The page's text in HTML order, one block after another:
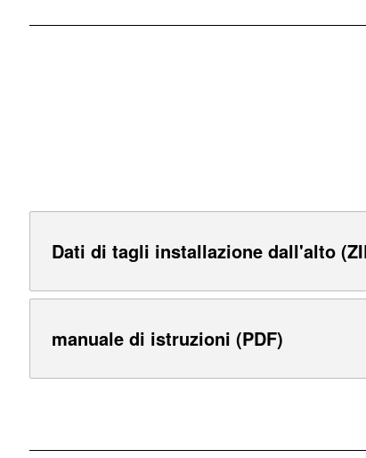
Dati di tagli installazione dall'alto
manuale di istruzioni (PDF)